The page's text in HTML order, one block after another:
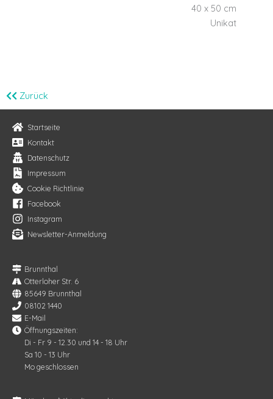
40 x 50 cm
Unikat
Zurück
Startseite
Kontakt
Datenschutz
Impressum
Cookie Richtlinie
Facebook
Instagram
Newsletter-Anmeldung
Brunnthal
Otterloher Str. 6
85649 Brunnthal
08102 1440
E-Mail
Öffnungszeiten:
Di - Fr 9 - 12.30 und 14 - 18 Uhr
Sa 10 - 13 Uhr
Mo geschlossen